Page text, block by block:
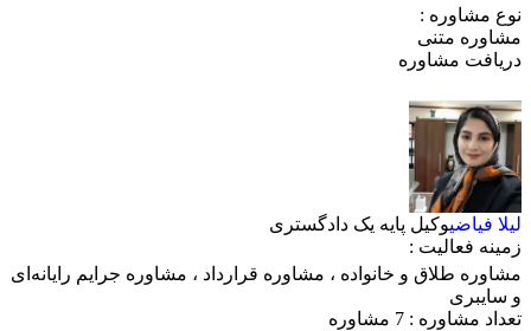
نوع مشاوره :
مشاوره متنی
دریافت مشاوره
لیلا فیاضیوکیل پایه یک دادگستری
زمینه فعالیت :
مشاوره طلاق و خانواده ، مشاوره قرارداد ، مشاوره جرایم رایانه‌ای
و سایبری
تعداد مشاوره : 7 مشاوره